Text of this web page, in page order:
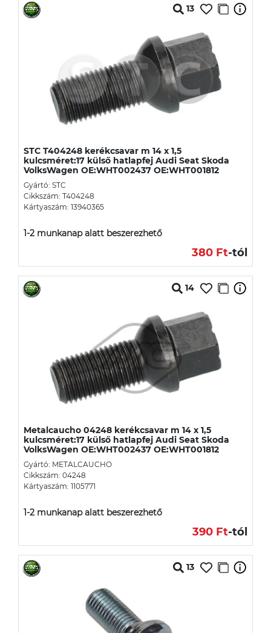
13
STC T404248 kerékcsavar m 14 x 1,5
kulcsméret:17 külső hatlapfej Audi Seat Skoda
VolksWagen OE:WHT002437 OE:WHT001812
Gyártó: STC
Cikkszám: T404248
Kártyaszám: 13940365
1-2 munkanap alatt beszerezhető
380 Ft-tól
14
Metalcaucho 04248 kerékcsavar m 14 x 1,5
kulcsméret:17 külső hatlapfej Audi Seat Skoda
VolksWagen OE:WHT002437 OE:WHT001812
Gyártó: METALCAUCHO
Cikkszám: 04248
Kártyaszám: 1105771
1-2 munkanap alatt beszerezhető
390 Ft-tól
13